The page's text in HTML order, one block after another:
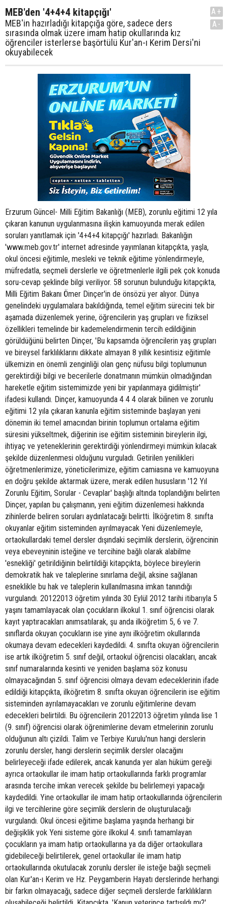
MEB'den '4+4+4 kitapçığı'
MEB'in hazırladığı kitapçığa göre, sadece ders
sırasında olmak üzere imam hatip okullarında kız
öğrenciler isterlerse başörtülü Kur'an-ı Kerim Dersi'ni
okuyabilecek
A+
A-
Erzurum Güncel- Milli Eğitim Bakanlığı (MEB), zorunlu eğitimi 12 yıla çıkaran kanunun uygulanmasına ilişkin kamuoyunda merak edilen soruları yanıtlamak için '4+4+4 kitapçığı' hazırladı. Bakanlığın 'www.meb.gov.tr' internet adresinde yayımlanan kitapçıkta, yaşla, okul öncesi eğitimle, mesleki ve teknik eğitime yönlendirmeyle, müfredatla, seçmeli derslerle ve öğretmenlerle ilgili pek çok konuda soru-cevap şeklinde bilgi veriliyor. 58 sorunun bulunduğu kitapçıkta, Milli Eğitim Bakanı Ömer Dinçer'in de önsözü yer alıyor. Dünya genelindeki uygulamalara bakıldığında, temel eğitim sürecini tek bir aşamada düzenlemek yerine, öğrencilerin yaş grupları ve fiziksel özellikleri temelinde bir kademelendirmenin tercih edildiğinin görüldüğünü belirten Dinçer, 'Bu kapsamda öğrencilerin yaş grupları ve bireysel farklılıklarını dikkate almayan 8 yıllık kesintisiz eğitimle ülkemizin en önemli zenginliği olan genç nüfusu bilgi toplumunun gerektirdiği bilgi ve becerilerle donatmanın mümkün olmadığından hareketle eğitim sistemimizde yeni bir yapılanmaya gidilmiştir' ifadesi kullandı. Dinçer, kamuoyunda 4 4 4 olarak bilinen ve zorunlu eğitimi 12 yıla çıkaran kanunla eğitim sisteminde başlayan yeni dönemin iki temel amacından birinin toplumun ortalama eğitim süresini yükseltmek, diğerinin ise eğitim sisteminin bireylerin ilgi, ihtiyaç ve yeteneklerinin gerektirdiği yönlendirmeyi mümkün kılacak şekilde düzenlenmesi olduğunu vurguladı. Getirilen yenilikleri öğretmenlerimize, yöneticilerimize, eğitim camiasına ve kamuoyuna en doğru şekilde aktarmak üzere, merak edilen hususların '12 Yıl Zorunlu Eğitim, Sorular - Cevaplar' başlığı altında toplandığını belirten Dinçer, yapılan bu çalışmanın, yeni eğitim düzenlemesi hakkında zihinlerde beliren soruları aydınlatacağı belirtti. İlköğretim 8. sınıfta okuyanlar eğitim sisteminden ayrılmayacak Yeni düzenlemeyle, ortaokullardaki temel dersler dışındaki seçimlik derslerin, öğrencinin veya ebeveyninin isteğine ve tercihine bağlı olarak alabilme 'esnekliği' getirildiğinin belirtildiği kitapçıkta, böylece bireylerin demokratik hak ve taleplerine sınırlama değil, aksine sağlanan esneklikle bu hak ve taleplerin kullanılmasına imkan tanındığı vurgulandı. 20122013 öğretim yılında 30 Eylül 2012 tarihi itibarıyla 5 yaşını tamamlayacak olan çocukların ilkokul 1. sınıf öğrencisi olarak kayıt yaptıracakları anımsatılarak, şu anda ilköğretim 5, 6 ve 7. sınıflarda okuyan çocukların ise yine aynı ilköğretim okullarında okumaya devam edecekleri kaydedildi. 4. sınıfta okuyan öğrencilerin ise artık ilköğretim 5. sınıf değil, ortaokul öğrencisi olacakları, ancak sınıf numaralarında kesinti ve yeniden başlama söz konusu olmayacağından 5. sınıf öğrencisi olmaya devam edeceklerinin ifade edildiği kitapçıkta, ilköğretim 8. sınıfta okuyan öğrencilerin ise eğitim sisteminden ayrılamayacakları ve zorunlu eğitimlerine devam edecekleri belirtildi. Bu öğrencilerin 20122013 öğretim yılında lise 1 (9. sınıf) öğrencisi olarak öğrenimlerine devam etmelerinin zorunlu olduğunun altı çizildi. Talim ve Terbiye Kurulu'nun hangi derslerin zorunlu dersler, hangi derslerin seçimlik dersler olacağını belirleyeceği ifade edilerek, ancak kanunda yer alan hüküm gereği ayrıca ortaokullar ile imam hatip ortaokullarında farklı programlar arasında tercihe imkan verecek şekilde bu belirlemeyi yapacağı kaydedildi. Yine ortaokullar ile imam hatip ortaokullarında öğrencilerin ilgi ve tercihlerine göre seçimlik derslerin de oluşturulacağı vurgulandı. Okul öncesi eğitime başlama yaşında herhangi bir değişiklik yok Yeni sisteme göre ilkokul 4. sınıfı tamamlayan çocukların ya imam hatip ortaokullarına ya da diğer ortaokullara gidebileceği belirtilerek, genel ortaokullar ile imam hatip ortaokullarında okutulacak zorunlu dersler ile isteğe bağlı seçmeli olan Kur'an-ı Kerim ve Hz. Peygamberin Hayatı derslerinde herhangi bir farkın olmayacağı, sadece diğer seçmeli derslerde farklılıkların oluşabileceği belirtildi. Kitapçıkta, 'Kanun yeterince tartışıldı mı?' sorusuna ilişkin TBMM Milli Eğitim, Kültür, Gençlik ve Spor Komisyonu'ndaki çalışmalar süresince konuyla ilgili tüm sivil toplum örgütleri ve akademik çevrelerin görüş ve önerileri alınmak üzere dinlendiği belirtilerek, uygun olanların metne yansıtıldığı, genel kurul çalışmaları süresince de toplumdaki tartışmaların, değerlendirmelerin, önerilerin dikkate alınarak bazı değişikliklerin gerçekleştirildiği kaydedildi. 'Niçin medya ve sivil toplum örgütleri bu konuya bu kadar olumsuz yaklaşıyorlar' sorusu ise şöyle yanıtlanıyor: 'Bu düzenlemeye karşı çıkışları iki temel nedene dayandırabiliriz. Birincisinde ideolojik bir bakış vardır. Böyle düşünenler, bireysel ve kültürel farklılıkları bir potada eriterek tek tip insan yetiştirmek alışkanlığından vazgeçemiyorlar. Dünyayla rekabet etmek gibi bir amaç taşımıyorlar. İkinci neden ise bilgi eksikliği, yapılan değişikliğin objektif bir şekilde ve çok yönlü değerlendirilememesidir. Eğitim ile ilgili konularda bilimsel yeterliliği bulunmayan ve düzenlemeden habersiz ama kategorik olarak belirli bir taraf içinde olanların eleştirileri gerçeği yansıtmamaktadır.' Okul öncesi eğitime başlama yaşında herhangi bir değişikliğin olmadığının belirtildiği kitapçıkta, yeni sistem gerçekleştirilmeden önce 3772 ay arasındaki çocukların okul öncesi eğitime gittiği, şimdi de yine 36 ayını tamamlamış çocukların okul öncesi eğitime başlayabilecekleri kaydedildi. 30 Eylül 2012 tarihi itibarıyla 37-66 ay arasındaki çocukların anaokulunda veya uygulama sınıflarında, 48-66 ay arasındaki çocukların ise ana sınıflarında okul öncesi eğitim almalarının sağlanacağının altı çizildi. Okullara kayıtlar nasıl yapılacak? 2012-2013 eğitim ve öğretim yılı için 30 Eylül 2012 tarihi itibarıyla 66. ayını tamamlayacak çocuklar olan 30 Eylül 2007 tarihinde ve öncesinde doğmuş öğrencilerin okul kayıt işlemlerinin e-okul sistemi üzerinden merkezi sistemle yapılacağı ifade edilerek, 'Ancak, yaşça kayıt hakkı elde etmemiş olduğu halde fiziki ve ruhi gelişim yönünden hazır olduğu düşünülen 61-66 ay arasındaki çocuklar da velisinin yazılı isteği üzerine ilkokul eğitimine yönlendirilebilir' denildi. Kitapçığa göre, gelecek eğitim öğretim yılı için 30 Eylül 2012 tarihi itibarıyla 66. ayını dolduranların (30 Eylül 2007 ve öncesinde doğanların) ilkokul birinci sınıf kayıtları e-okul sistemi üzerinden adrese dayalı veri tabanından alınan bilgilerle otomatik olarak yapılacak. Velilerin kayıt ile ilgili yapacakları herhangi bir işlem olmayacak. 2011-2012 eğitim ve öğretim yılında ilköğretim 4. sınıfta okuyan ve bir üst sınıfa geçen öğrencilerin 2012-2013 eğitim ve öğretim yılında ortaokul 1. sınıfa kayıtları e-okul sistemi üzerinden merkezi olarak yapılacak. Yani eğitim bölgelerinde ilkokul ve ortaokul olarak belirlenen okullara kayıt sistemi sadece ilkokullara yeni kayıt olacak 1. sınıflar ile ortaokullarda 5. sınıf öğrencilerinin tamamı için e-okul sisteminden yapılacak. Ancak 2012-2013 eğitim ve öğretim yılında eğitim öğretime başlamış olan imam hatip ortaokulları varsa bu okullara devam etmek isteyen 5. sınıf öğrencilerinin kayıtları velileri tarafından bu okullara yapılacak. Dolayısıyla bu çocukların imam hatip ortaokullarına kayıtları yapıldığında e-okul sisteminden kaydının yapıldığı ortaokuldan kaydı düşülecek. Bütün ortaokullara geçiş, herhangi bir sınava tabii olmaksızın e-okul sisteminden merkezi olarak adrese dayalı nüfus kayıt sistemi verilerine göre yapılacak. Eylül 2012 tarihi itibarıyla uygulanacak olan yeni eğitim sisteminde imam hatip ortaokullarının sadece 5. sınıflarına öğrencileri alınacak. İmam hatip ortaokullarında uygulanacak olan öğretim programlarının (Kuran-ı Kerim ve Hz. Peygamberin Hayatı gibi) uygulanmasında bütünlüğün sağlanması için bu uygulama gerekli olacak. Bu nedenle ortaokulların (ilköğretim okullarının) ara sınıflarında okuyan öğrencilerin imam hatip ortaokullarına geçişi mümkün olmayacak. Ayrıca, 222 sayılı İlköğretim ve Eğitim Kanunu'na eklenen geçici 11. maddeye göre bu maddenin yayımı tarihinde ilköğretim kurumlarının 5, 6, 7, ve 8. sınıflarında eğitim görenler eğitimlerini bu kurumlarda tamamlayacak. Yabancı okullar ortaokul açamayacak 2011-2012 eğitim ve öğretim yılında 8. sınıfta okuyan öğrencilerden Seviye Belirleme Sınavı (SBS) ve özel yetenek sınavı sonuçlarına göre öğrenci alan ortaöğretim kurumlarından herhangi birine yerleşemeyen öğrenciler ile bu sınava katılmayan öğrencilerin tamamının ilçe yöneticilerin koordinasyon ve takibi sonucunda tercihleri ve kapasite imkanları çerçevesinde genel liselere, imam hatip liselerine, mesleki ve teknik liselere kayıt yaptırmaları sağlanacak ve bu e-okul sisteminden takip edilecek. Bu kanun hükmü doğrultusunda yabancı okullar ortaokul açamayacaklar. Özel Türk okulları ise bağımsız ortaokul açabilecek. 'Seviye Belirleme Sınavlarına (SBS) devam edilecek mi' 'Seviye Belirleme Sınavlarına (SBS) devam edilecek mi' sorusu, yakın zamanda sınav sisteminde önemli değişikliklerin olmayacağı şeklinde yanıtlandı. Uzun dönemde lise eğitiminde okul çeşitliliği yerine program çeşitliliği esas olacağından bu sınavların eleme, sıralama ve yerleştirme amaçlı olması yerine, programlardaki kazanımların ölçülmesi ve değerlendirilmesi amaçlı yapılmasının öngörüldüğü bildirildi. Kitapçıkta, 'Bu sistem lise ve üniversite giriş sınavlarında nasıl değişiklikler getirecek' sorusuna ise 'Sınav sistemlerinde kısa sürede herhangi bir değişiklik beklenmemelidir. Zaten ilkokulu bitiren öğrencilerin ortaokullara devam etmesinde herhangi bir değişiklik söz konusu olmayacaktır. Ortaokulu bitiren öğrencilerin liselere devamı konusunda ise birkaç yıl daha Seviye Belirleme Sınavına (SBS) göre bir seçme süreci devam edecektir' denildi. Şu anda sistemde genel ortaöğretim kurumları olarak genel liseler, Anadolu liseleri, fen liseleri, sosyal bilimler liseleri, Anadolu öğretmen liseleri, güzel sanatlar ve spor liselerinin bulunduğu anımsatılarak, iki öğretim yılı boyunca uygulamaya devam edilen genel liselerin Anadolu liselerine dönü